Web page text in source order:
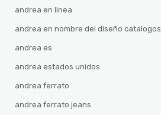
andrea en linea
andrea en nombre del diseño catalogos
andrea es
andrea estados unidos
andrea ferrato
andrea ferrato jeans